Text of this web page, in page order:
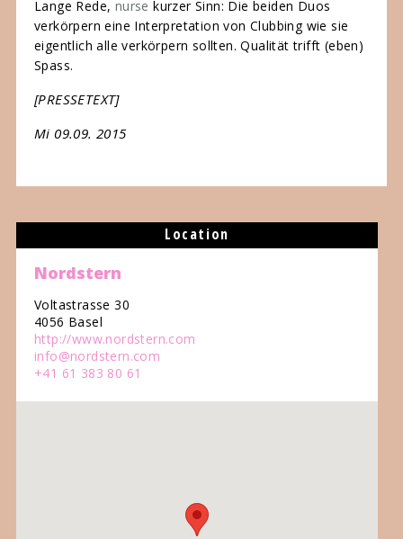
Lange Rede, nurse kurzer Sinn: Die beiden Duos
verkörpern eine Interpretation von Clubbing wie sie
eigentlich alle verkörpern sollten. Qualität trifft (eben)
Spass.
[PRESSETEXT]
Mi 09.09. 2015
Location
Nordstern
Voltastrasse 30
4056 Basel
http://www.nordstern.com
info@nordstern.com
+41 61 383 80 61